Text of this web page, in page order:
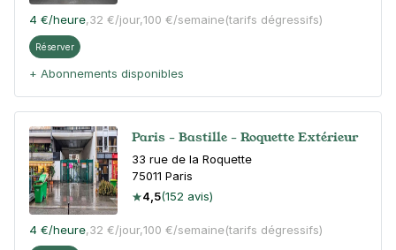
4 €/heure,32 €/jour,100 €/semaine(tarifs dégressifs)
Réserver
+ Abonnements disponibles
Paris - Bastille - Roquette Extérieur
33 rue de la Roquette
75011 Paris
4,5(152 avis)
4 €/heure,32 €/jour,100 €/semaine(tarifs dégressifs)